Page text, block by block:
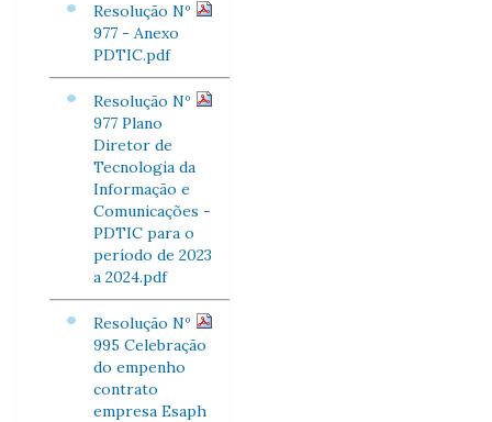
Resolução Nº
977 - Anexo
PDTIC.pdf
Resolução Nº
977 Plano
Diretor de
Tecnologia da
Informação e
Comunicações -
PDTIC para o
período de 2023
a 2024.pdf
Resolução Nº
995 Celebração
do empenho
contrato
empresa Esaph